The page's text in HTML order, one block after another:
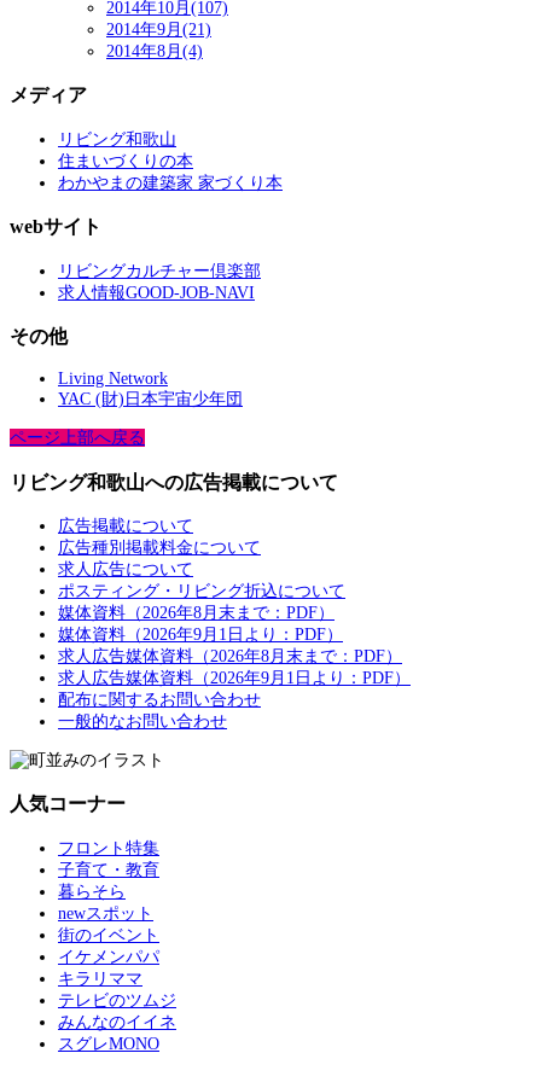
2014年10月(107)
2014年9月(21)
2014年8月(4)
メディア
リビング和歌山
住まいづくりの本
わかやまの建築家 家づくり本
webサイト
リビングカルチャー倶楽部
求人情報GOOD-JOB-NAVI
その他
Living Network
YAC (財)日本宇宙少年団
ページ上部へ戻る
リビング和歌山への広告掲載について
広告掲載について
広告種別掲載料金について
求人広告について
ポスティング・リビング折込について
媒体資料（2026年8月末まで：PDF）
媒体資料（2026年9月1日より：PDF）
求人広告媒体資料（2026年8月末まで：PDF）
求人広告媒体資料（2026年9月1日より：PDF）
配布に関するお問い合わせ
一般的なお問い合わせ
人気コーナー
フロント特集
子育て・教育
暮らそら
newスポット
街のイベント
イケメンパパ
キラリママ
テレビのツムジ
みんなのイイネ
スグレMONO